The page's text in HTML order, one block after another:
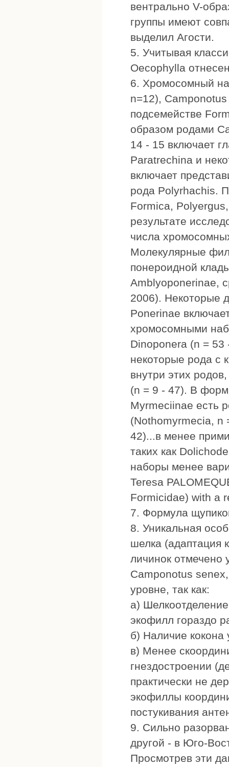
вентрально V-
группы имеют
выделил Агости.
5. Учитывая
Oecophylla
6. Хромосомный
n=12),
подсемействе
образом родами
14 - 15 включает
Paratrechina и
включает
рода Polyrhachis.
Formica,
результате
числа
Молекулярные
понероидной
Amblyoponerinae,
2006). Некоторые
Ponerinae
хромосомными
Dinoponera (n = 53
некоторые рода с
внутри этих
(n = 9 - 47). В
Myrmeciinae есть
(Nothomyrmecia,
42)...в менее
таких как
наборы менее
Teresa
Formicidae) with a
7. Формула
8. Уникальная
шелка (адаптация
личинок отмечено
Camponotus
уровне, так как:
а)
экофилл гораздо
б) Наличие кокона
в) Менее
гнездостроении
практически не
экофиллы
постукивания
9. Сильно
другой - в Юго-
Просмотрев эти